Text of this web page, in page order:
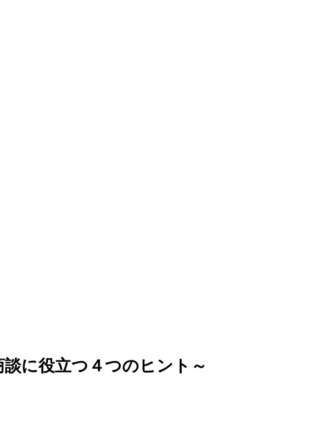
に役立つ４つのヒント～